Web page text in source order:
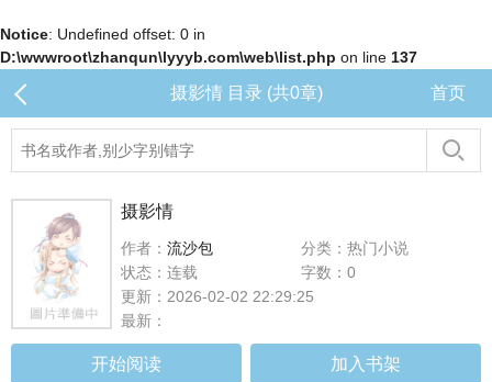
Notice: Undefined offset: 0 in
D:\wwwroot\zhanqun\lyyyb.com\web\list.php on line 137
摄影情 目录 (共0章) 首页
摄影情
作者： 流沙包
分类：热门小说
状态：连载
字数：0
更新：2026-02-02 22:29:25
最新：
开始阅读 加入书架